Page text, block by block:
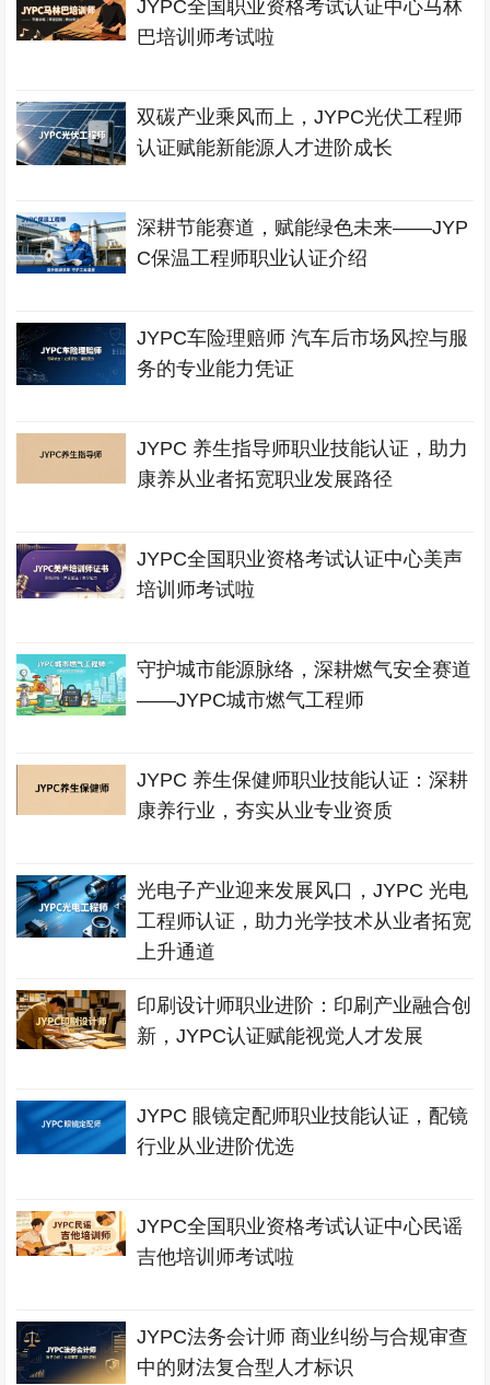
JYPC全国职业资格考试认证中心马林
巴培训师考试啦
双碳产业乘风而上，JYPC光伏工程师
认证赋能新能源人才进阶成长
深耕节能赛道，赋能绿色未来——JYP
C保温工程师职业认证介绍
JYPC车险理赔师 汽车后市场风控与服
务的专业能力凭证
JYPC 养生指导师职业技能认证，助力
康养从业者拓宽职业发展路径
JYPC全国职业资格考试认证中心美声
培训师考试啦
守护城市能源脉络，深耕燃气安全赛道
——JYPC城市燃气工程师
JYPC 养生保健师职业技能认证：深耕
康养行业，夯实从业专业资质
光电子产业迎来发展风口，JYPC 光电
工程师认证，助力光学技术从业者拓宽
上升通道
印刷设计师职业进阶：印刷产业融合创
新，JYPC认证赋能视觉人才发展
JYPC 眼镜定配师职业技能认证，配镜
行业从业进阶优选
JYPC全国职业资格考试认证中心民谣
吉他培训师考试啦
JYPC法务会计师 商业纠纷与合规审查
中的财法复合型人才标识